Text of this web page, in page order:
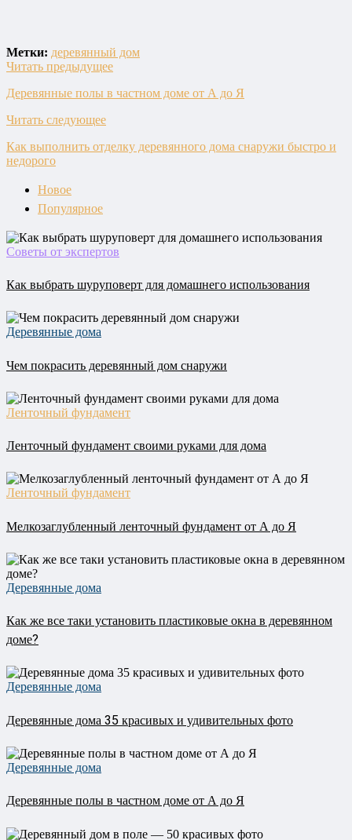
Метки: деревянный дом
Читать предыдущее
Деревянные полы в частном доме от А до Я
Читать следующее
Как выполнить отделку деревянного дома снаружи быстро и
недорого
Новое
Популярное
Советы от экспертов
Как выбрать шуруповерт для домашнего использования
Деревянные дома
Чем покрасить деревянный дом снаружи
Ленточный фундамент
Ленточный фундамент своими руками для дома
Ленточный фундамент
Мелкозаглубленный ленточный фундамент от А до Я
Деревянные дома
Как же все таки установить пластиковые окна в деревянном
доме?
Деревянные дома
Деревянные дома 35 красивых и удивительных фото
Деревянные дома
Деревянные полы в частном доме от А до Я